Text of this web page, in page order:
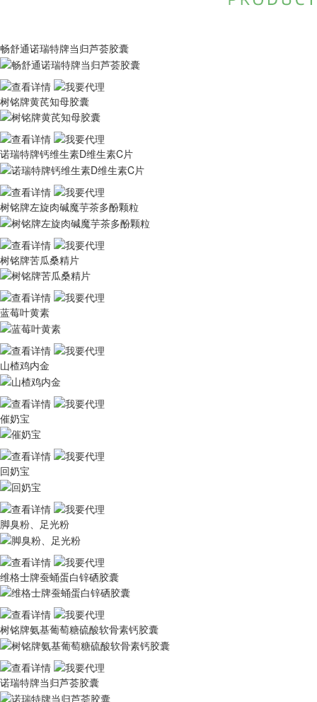
畅舒通诺瑞特牌当归芦荟胶囊
树铭牌黄芪知母胶囊
诺瑞特牌钙维生素D维生素C片
树铭牌左旋肉碱魔芋茶多酚颗粒
树铭牌苦瓜桑精片
蓝莓叶黄素
山楂鸡内金
催奶宝
回奶宝
脚臭粉、足光粉
维格士牌蚕蛹蛋白锌硒胶囊
树铭牌氨基葡萄糖硫酸软骨素钙胶囊
诺瑞特牌当归芦荟胶囊